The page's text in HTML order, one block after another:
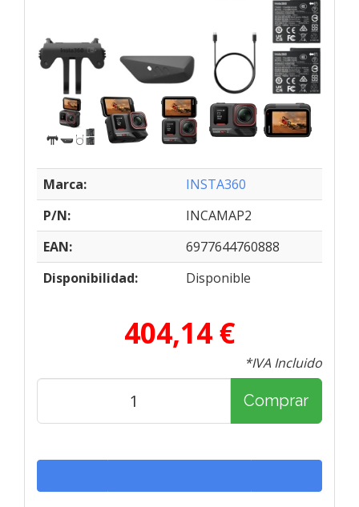
Marca:
INSTA360
P/N:
INCAMAP2
EAN:
6977644760888
Disponibilidad:
Disponible
404,14 €
*IVA Incluido
Comprar